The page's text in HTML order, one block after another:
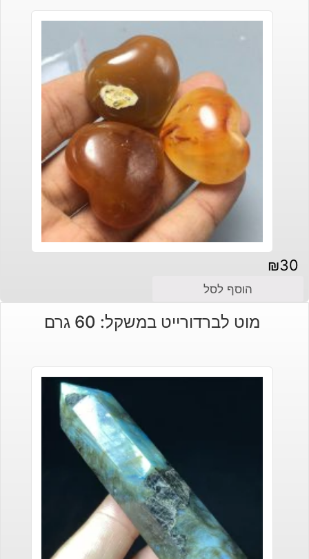
₪30
הוסף לסל
מוט לברדורייט במשקל: 60 גרם